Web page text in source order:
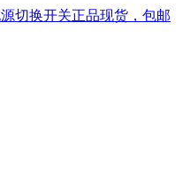
切换开关正品现货，包邮